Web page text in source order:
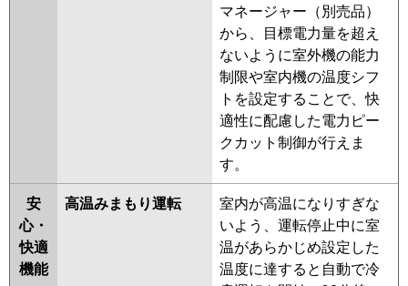
マネージャー（別売品）
から、目標電力量を超え
ないように室外機の能力
制限や室内機の温度シフ
トを設定することで、快
適性に配慮した電力ピー
クカット制御が行えま
す。
安
心・
快適
機能
高温みまもり運転
室内が高温になりすぎな
いよう、運転停止中に室
温があらかじめ設定した
温度に達すると自動で冷